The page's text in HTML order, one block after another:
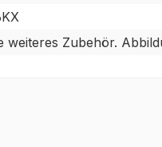
Zubehör.